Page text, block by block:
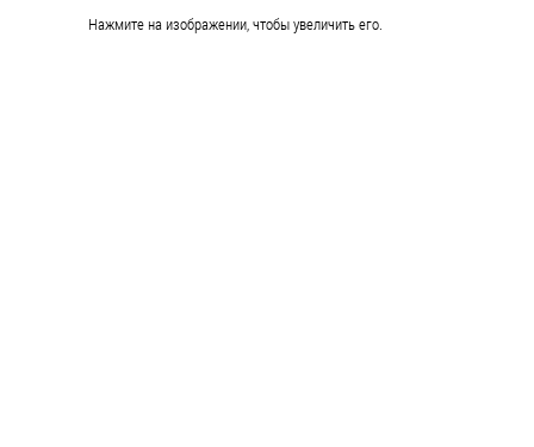
Нажмите на изображении, чтобы увеличить его.